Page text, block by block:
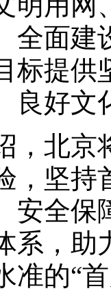
全面建
标提供
良好文
北京
，坚持
安全保
系，助
准的“